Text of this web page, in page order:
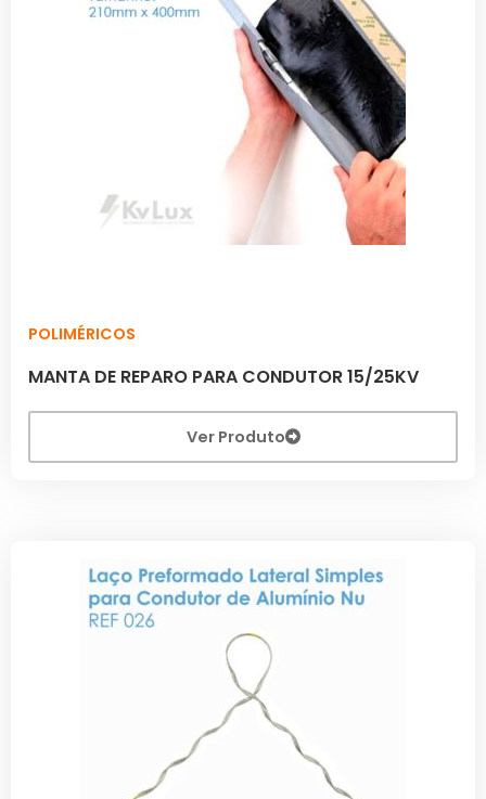
POLIMÉRICOS
MANTA DE REPARO PARA CONDUTOR 15/25KV
Ver Produto